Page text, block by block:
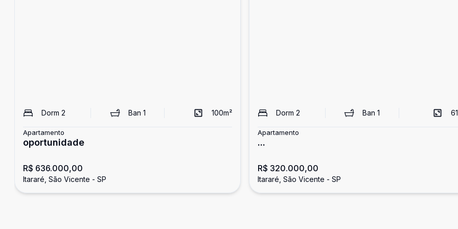
Dorm 2 Ban 1 100m²
Apartamento
oportunidade
R$ 636.000,00
Itararé, São Vicente - SP
Dorm 2 Ban1 61
Apartamento
...
R$ 320.000,00
Itararé, São Vicente - SP